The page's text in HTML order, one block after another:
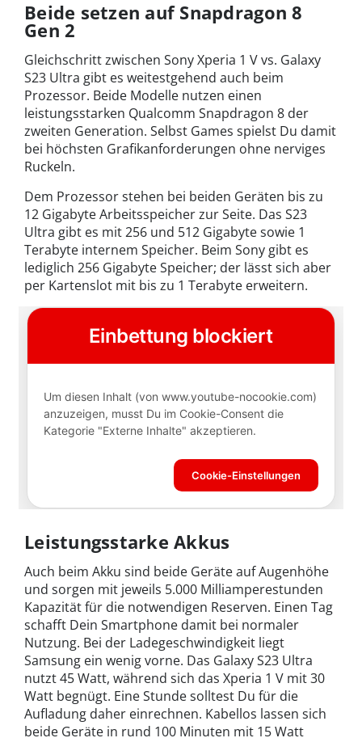
Beide setzen auf Snapdragon 8
Gen 2
Gleichschritt zwischen Sony Xperia 1 V vs. Galaxy
S23 Ultra gibt es weitestgehend auch beim
Prozessor. Beide Modelle nutzen einen
leistungsstarken Qualcomm Snapdragon 8 der
zweiten Generation. Selbst Games spielst Du damit
bei höchsten Grafikanforderungen ohne nerviges
Ruckeln.
Dem Prozessor stehen bei beiden Geräten bis zu
12 Gigabyte Arbeitsspeicher zur Seite. Das S23
Ultra gibt es mit 256 und 512 Gigabyte sowie 1
Terabyte internem Speicher. Beim Sony gibt es
lediglich 256 Gigabyte Speicher; der lässt sich aber
per Kartenslot mit bis zu 1 Terabyte erweitern.
Leistungsstarke Akkus
Auch beim Akku sind beide Geräte auf Augenhöhe
und sorgen mit jeweils 5.000 Milliamperestunden
Kapazität für die notwendigen Reserven. Einen Tag
schafft Dein Smartphone damit bei normaler
Nutzung. Bei der Ladegeschwindigkeit liegt
Samsung ein wenig vorne. Das Galaxy S23 Ultra
nutzt 45 Watt, während sich das Xperia 1 V mit 30
Watt begnügt. Eine Stunde solltest Du für die
Aufladung daher einrechnen. Kabellos lassen sich
beide Geräte in rund 100 Minuten mit 15 Watt